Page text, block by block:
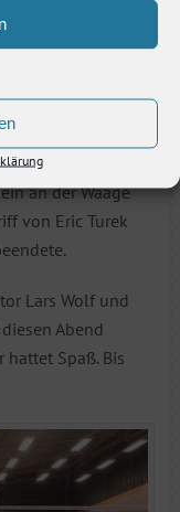
wie es im
Roller-
des
für Punkt.
die ihrerseits
an der Waage
von Eric Turek
Lars Wolf und
Abend
Spaß. Bis